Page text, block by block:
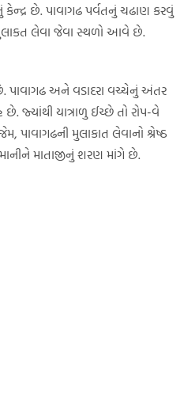
કેન્દ્ર છે. પાવાગઢ પર્વતનું ચઢાણ કરવું
મુલાકત લેવા જેવા સ્થળો આવે છે.
છે. પાવાગઢ અને વડાદરા વચ્ચેનું અંતર
જ્યાંથી યાત્રાળુ ઈચ્છે તો રોપ-વે
પાવાગઢની મુલાકાત લેવાનો શ્રેષ્ઠ
માતાજીનું શરણ માંગે છે.